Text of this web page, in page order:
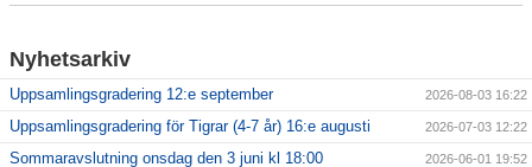
Nyhetsarkiv
Uppsamlingsgradering 12:e september 2026-08-03 16:22
Uppsamlingsgradering för Tigrar (4-7 år) 16:e augusti 2026-07-03 12:22
Sommaravslutning onsdag den 3 juni kl 18:00 2026-06-01 19:52